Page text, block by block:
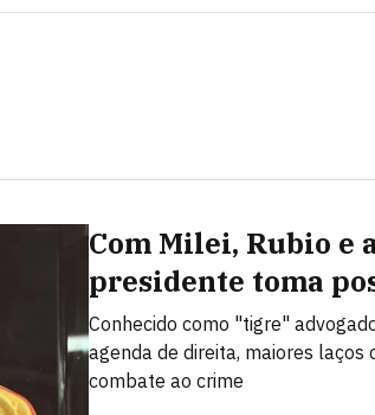
Com Milei, Rubio e
presidente toma
Conhecido como "tigre"
agenda de direita, maiores
combate ao crime